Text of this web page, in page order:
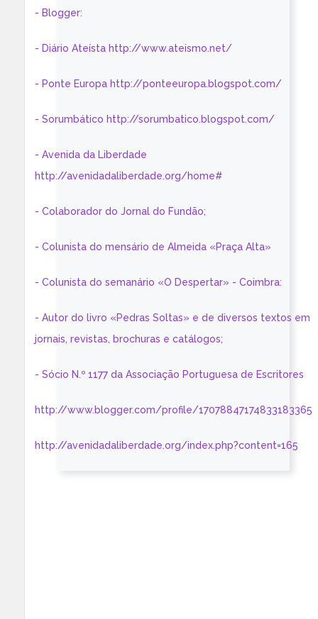
- Blogger:
- Diário Ateísta http://www.ateismo.net/
- Ponte Europa http://ponteeuropa.blogspot.com/
- Sorumbático http://sorumbatico.blogspot.com/
- Avenida da Liberdade
http://avenidadaliberdade.org/home#
- Colaborador do Jornal do Fundão;
- Colunista do mensário de Almeida «Praça Alta»
- Colunista do semanário «O Despertar» - Coimbra:
- Autor do livro «Pedras Soltas» e de diversos textos em
jornais, revistas, brochuras e catálogos;
- Sócio N.º 1177 da Associação Portuguesa de Escritores
http://www.blogger.com/profile/17078847174833183365
http://avenidadaliberdade.org/index.php?content=165